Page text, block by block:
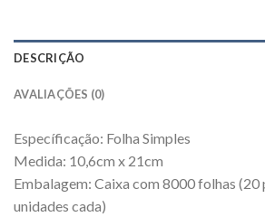
DESCRIÇÃO
AVALIAÇÕES (0)
Específicação: Folha Simples
Medida: 10,6cm x 21cm
Embalagem: Caixa com 8000 folhas
unidades cada)